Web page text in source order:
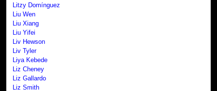
Litzy Domínguez
Liu Wen
Liu Xiang
Liu Yifei
Liv Hewson
Liv Tyler
Liya Kebede
Liz Cheney
Liz Gallardo
Liz Smith